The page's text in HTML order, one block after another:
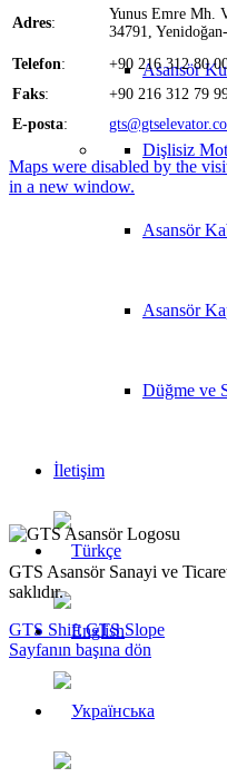
Asansör
Dişlisiz
Asansör
Asansör
Düğme ve
İletişim
Adres:
Yunus Emre Mh.
34791,
Telefon:
+90 216 312 80
Faks:
+90 216 312 79
E-posta:
Maps were disabled by the
in a new window.
GTS Asansör Sanayi ve
saklıdır.
GTS Shift GTS Slope
Sayfanın başına dön